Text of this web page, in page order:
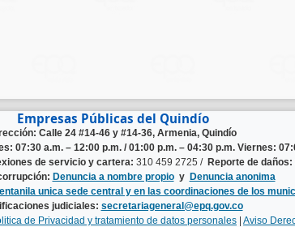
Empresas Públicas del Quindío
Calle 24 #14-46 y #14-36, Armenia, Quindío
07:30 a.m. – 12:00 p.m. / 01:00 p.m. – 04:30 p.m. Viernes:
de servicio y cartera: 310 459 2725 / Reporte de daños:
Denuncia a nombre propioy Denuncia anonima
unica sede central y en las coordinaciones de los
judiciales: secretariageneral@epq.gov.co
de Privacidad y tratamiento de datos personales Aviso